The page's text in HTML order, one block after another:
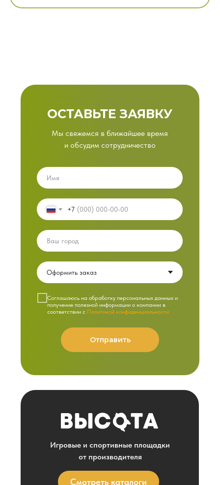
ОСТАВЬТЕ ЗАЯВКУ
Мы свяжемся в ближайшее время
и обсудим сотрудничество
+7
Cоглашаюсь на обработку персональных данных и
получение полезной информации о компании в
соответствии с Политикой конфиденциальности
Отправить
Смотреть каталоги
Игровые и спортивные площадки
от производителя